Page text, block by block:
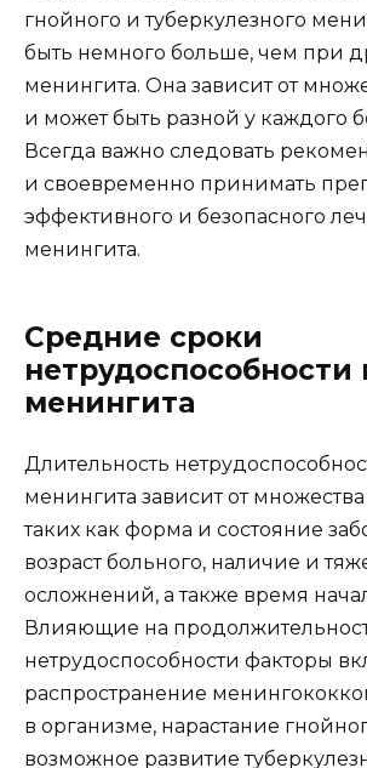
гнойного и туберкулезного
быть немного больше, чем при
менингита. Она зависит от
и может быть разной у каждого
Всегда важно следовать
и своевременно принимать
эффективного и безопасного
менингита.
Средние сроки
нетрудоспособности
менингита
Длительность
менингита зависит от
таких как форма и состояние
возраст больного, наличие и
осложнений, а также время
Влияющие на
нетрудоспособности факторы
распространение
в организме, нарастание
возможное развитие